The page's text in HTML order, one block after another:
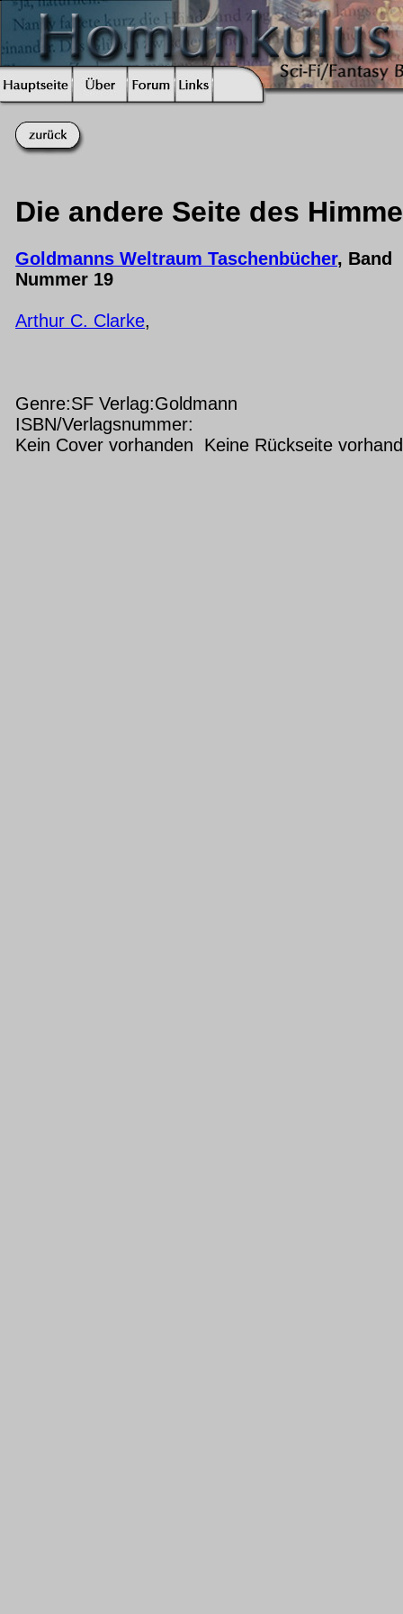
Die andere Seite des
Goldmanns Weltraum Taschenbücher, Band
Nummer 19
Arthur C. Clarke,
Genre:SF Verlag:Goldmann
ISBN/Verlagsnummer:
Kein Cover vorhanden Keine Rückseite